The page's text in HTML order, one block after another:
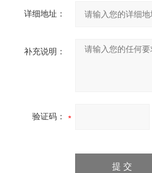
详细地址：
补充说明：
验证码：